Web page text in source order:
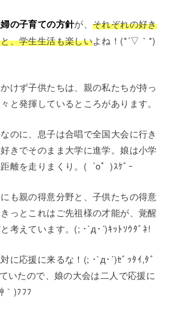
の子育ての方針が、それぞれの好き
、学生生活も楽しいよね！(*´▽｀*)
けず子供たちは、親の私たちが持っ
と発揮しているところがあります。
のに、息子は合唱で全国大会に行き
きでそのまま大学に進学。娘は小学
離を走りまくり。(゜o゜)ｽｹﾞｰ
も親の得意分野と、子供たちの得意
っとこれはご先祖様の才能が、覚醒
考えています。(; ･`д･´)ｷｯﾄｿｳﾀﾞﾈ!
に応援に来るな！(; ･`д･´)ｾﾞｯﾀｲ,ﾀﾞ
いたので、娘の大会は二人で応援に
｀)ﾌﾌﾌ